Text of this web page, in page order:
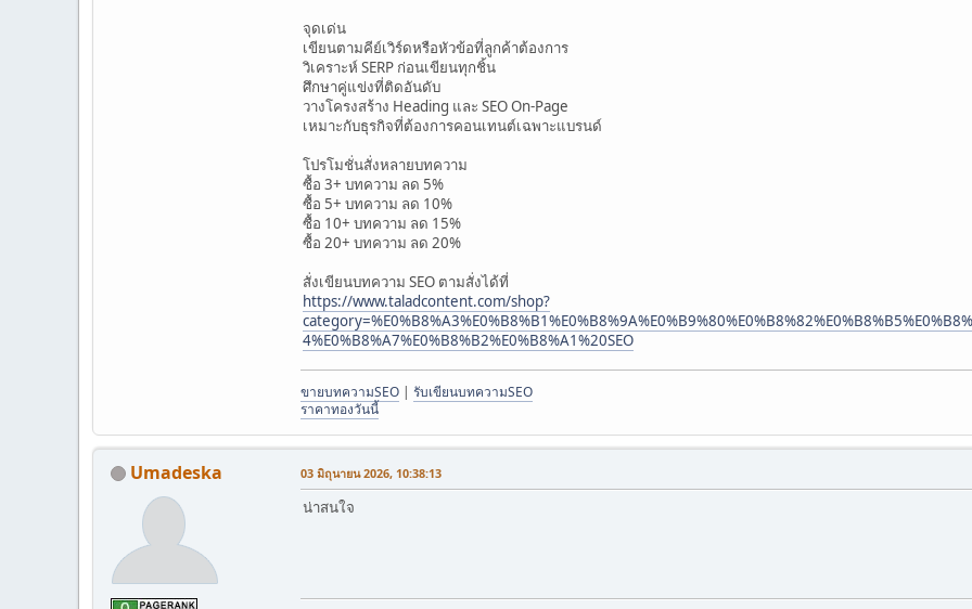
จุดเด่น
เขียนตามคีย์เวิร์ดหรือหัวข้อที่ลูกค้าต้องการ
วิเคราะห์ SERP ก่อนเขียนทุกชิ้น
ศึกษาคู่แข่งที่ติดอันดับ
วางโครงสร้าง Heading และ SEO On-Page
เหมาะกับธุรกิจที่ต้องการคอนเทนต์เฉพาะแบรนด์
โปรโมชั่นสั่งหลายบทความ
ซื้อ 3+ บทความ ลด 5%
ซื้อ 5+ บทความ ลด 10%
ซื้อ 10+ บทความ ลด 15%
ซื้อ 20+ บทความ ลด 20%
สั่งเขียนบทความ SEO ตามสั่งได้ที่
https://www.taladcontent.com/shop?
4%E0%B8%A7%E0%B8%B2%E0%B8%A1%20SEO
ขายบทความSEO | รับเขียนบทความSEO
ราคาทองวันนี้
Umadeska 03 มิถุนายน 2026, 10:38:13
น่าสนใจ